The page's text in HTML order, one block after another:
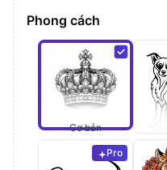
Phong cách
Cơ bản
Pro